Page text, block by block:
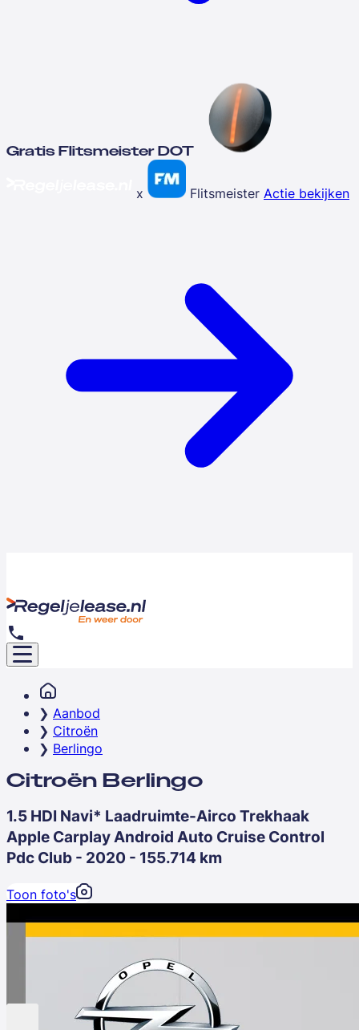
Gratis Flitsmeister DOT
x Flitsmeister Actie bekijken
Aanbod
Citroën
Berlingo
Citroën Berlingo
1.5 HDI Navi* Laadruimte-Airco Trekhaak
Apple Carplay Android Auto Cruise Control
Pdc Club - 2020 - 155.714 km
Toon foto's